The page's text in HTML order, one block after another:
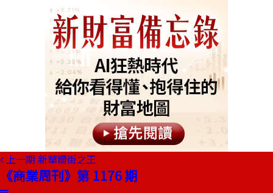
上一期 新華爾街之王
《商業周刊》第 1176 期